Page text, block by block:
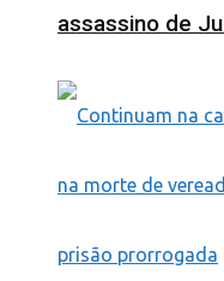
assassino de